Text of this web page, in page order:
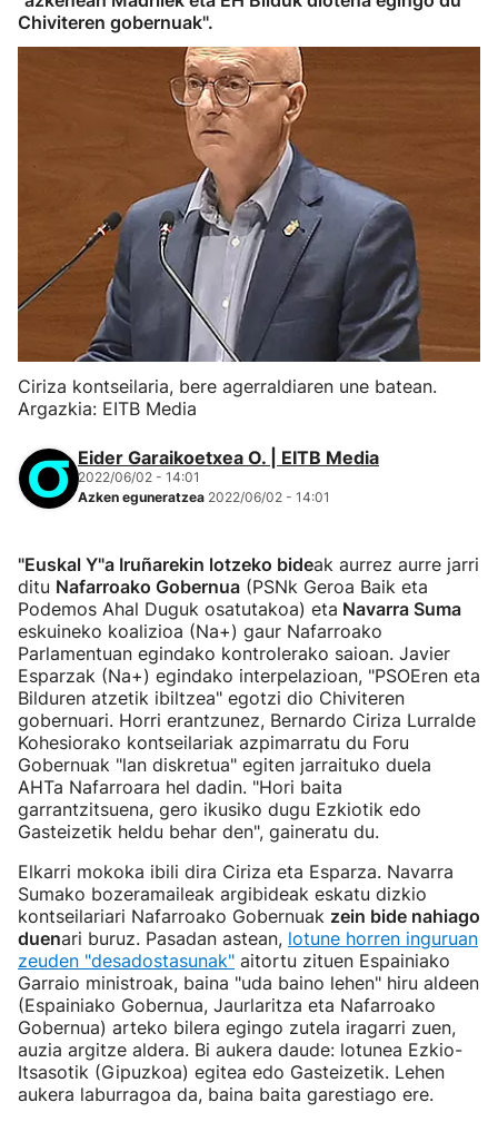
Chiviteren gobernuak".
Ciriza kontseilaria, bere agerraldiaren une batean.
Argazkia: EITB Media
Eider Garaikoetxea O. | EITB Media
2022/06/02 - 14:01
Azken eguneratzea 2022/06/02 - 14:01
"Euskal Y"a Iruñarekin lotzeko bideak aurrez aurre jarri
ditu Nafarroako Gobernua (PSNk Geroa Baik eta
Podemos Ahal Duguk osatutakoa) eta Navarra Suma
eskuineko koalizioa (Na+) gaur Nafarroako
Parlamentuan egindako kontrolerako saioan. Javier
Esparzak (Na+) egindako interpelazioan, "PSOEren eta
Bilduren atzetik ibiltzea" egotzi dio Chiviteren
gobernuari. Horri erantzunez, Bernardo Ciriza Lurralde
Kohesiorako kontseilariak azpimarratu du Foru
Gobernuak "lan diskretua" egiten jarraituko duela
AHTa Nafarroara hel dadin. "Hori baita
garrantzitsuena, gero ikusiko dugu Ezkiotik edo
Gasteizetik heldu behar den", gaineratu du.
Elkarri mokoka ibili dira Ciriza eta Esparza. Navarra
Sumako bozeramaileak argibideak eskatu dizkio
kontseilariari Nafarroako Gobernuak zein bide nahiago
duenari buruz. Pasadan astean, lotune horren inguruan
zeuden "desadostasunak" aitortu zituen Espainiako
Garraio ministroak, baina "uda baino lehen" hiru aldeen
(Espainiako Gobernua, Jaurlaritza eta Nafarroako
Gobernua) arteko bilera egingo zutela iragarri zuen,
auzia argitze aldera. Bi aukera daude: lotunea Ezkio-
Itsasotik (Gipuzkoa) egitea edo Gasteizetik. Lehen
aukera laburragoa da, baina baita garestiago ere.